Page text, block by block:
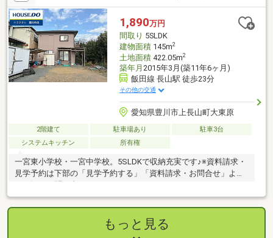
1,890万円
間取り 5SLDK
建物面積145m2
土地面積422.05m2
築年月 2015年3月(築11年6ヶ月)
飯田線 長山駅 徒歩23分
その他の交通
愛知県豊川市上長山町大東原
2階建て 駐車場あり
駐車3台
システムキッチン
所有権
一宮東小学校・一宮中学校。5SLDKで収納充実です♪※資料請求・
見学予約は下部の「見学予約する」「資料請求・お問合せ」より
もっと見る